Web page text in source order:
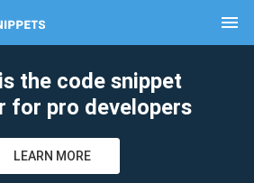
menu
the code snippet
for pro developers
LEARN MORE
clear